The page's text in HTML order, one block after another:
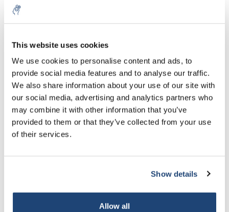
This website uses cookies
We use cookies to personalise content and ads, to
provide social media features and to analyse our traffic.
We also share information about your use of our site with
our social media, advertising and analytics partners who
may combine it with other information that you’ve
provided to them or that they’ve collected from your use
of their services.
Show details
Allow all
Dopjes ND 18
€9,06
Excl. btw
€10,97
Incl. btw
Alles in de winkelwagen
Informatie